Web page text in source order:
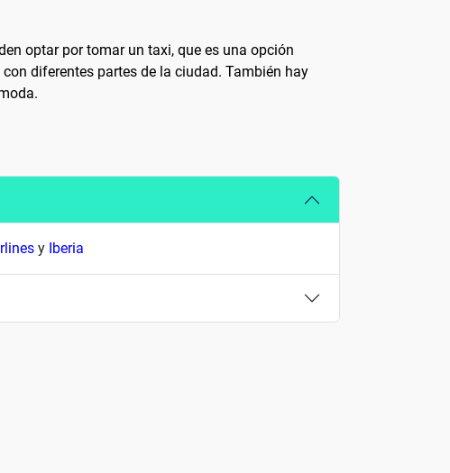
optar por tomar un taxi, que es una opción
diferentes partes de la ciudad. También hay
y Iberia